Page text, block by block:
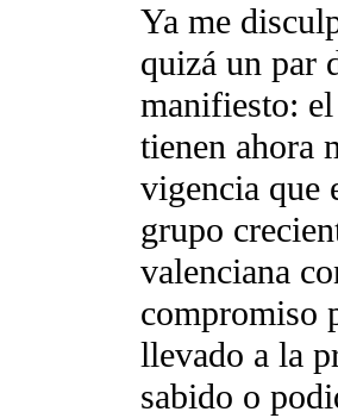
Ya me
quizá un par
manifiesto: el
tienen ahora
vigencia que
grupo
valenciana
compromiso
llevado a la
sabido o